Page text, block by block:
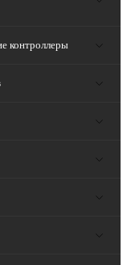
контроллеры